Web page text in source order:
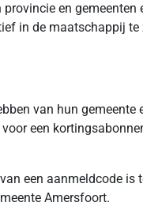
en
in de maatschappij
van hun
een
een aanmeldcode is
Amersfoort.